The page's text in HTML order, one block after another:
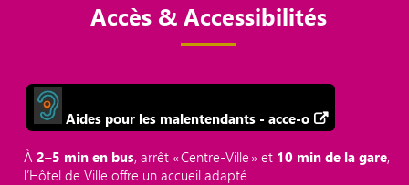
Accès & Accessibilités
Aides pour les malentendants - acce-o
À2–5 min en bus, arrêt « Centre‑Ville » et 10 min de la gare,
l’Hôtel de Ville offre un accueil adapté.